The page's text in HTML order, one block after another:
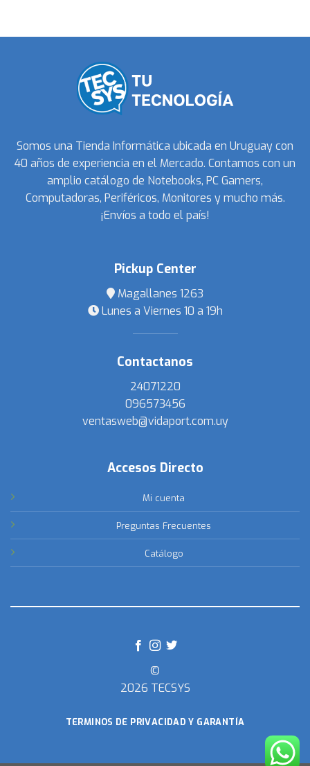
Somos una Tienda Informática ubicada en Uruguay con
40 años de experiencia en el Mercado. Contamos con un
amplio catálogo de Notebooks, PC Gamers,
Computadoras, Periféricos, Monitores y mucho más.
¡Envíos a todo el país!
Pickup Center
Magallanes 1263
Lunes a Viernes 10 a 19h
Contactanos
24071220
096573456
ventasweb@vidaport.com.uy
Accesos Directo
Mi cuenta
Preguntas Frecuentes
Catálogo
©
2026 TECSYS
TERMINOS DE PRIVACIDAD Y GARANTÍA